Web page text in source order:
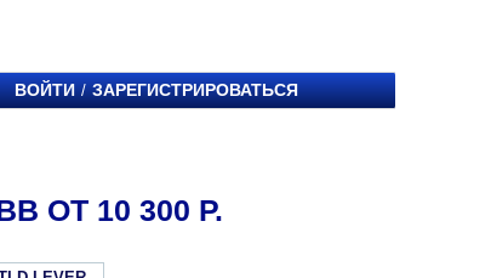
ВОЙТИ / ЗАРЕГИСТРИРОВАТЬСЯ
ОТ 10 300 Р.